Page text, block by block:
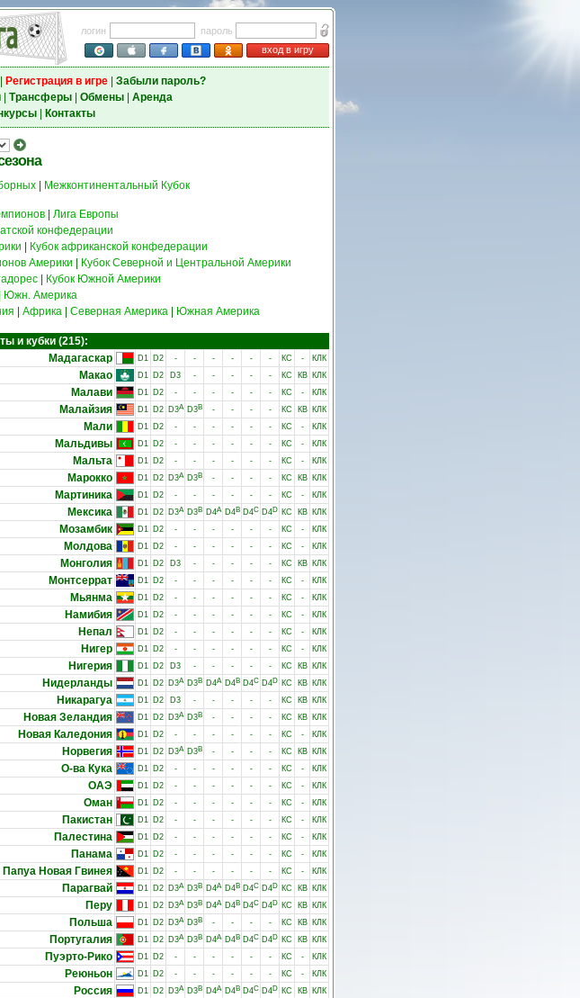
логин
пароль
вход в игру
Регистрация в игре| Забыли пароль?
| Трансферы| Обмены| Аренда
| Контакты
| Межконтинентальный Кубок
| Лига Европы
конфедерации
Кубок африканской конфедерации
Америки
Кубок Северной и Центральной Америки
|
Кубок Южной Америки
Южн. Америка
Африка| Северная Америка| Южная Америка
и кубки (215):
Мадагаскар D1 D2 - - - - - - КС - КЛК
Макао D1 D2 D3 - - - - - КС КВ КЛК
Малави D1 D2 - - - - - - КС - КЛК
Малайзия D1 D2 D3A D3B - - - - КС КВ КЛК
Мали D1 D2 - - - - - - КС - КЛК
Мальдивы D1 D2 - - - - - - КС - КЛК
Мальта D1 D2 - - - - - - КС - КЛК
Марокко D1 D2 D3A D3B - - - - КС КВ КЛК
Мартиника D1 D2 - - - - - - КС - КЛК
Мексика D1 D2 D3A D3B D4A D4B D4C D4D КС КВ КЛК
Мозамбик D1 D2 - - - - - - КС - КЛК
Молдова D1 D2 - - - - - - КС - КЛК
Монголия D1 D2 D3 - - - - - КС КВ КЛК
Монтсеррат D1 D2 - - - - - - КС - КЛК
Мьянма D1 D2 - - - - - - КС - КЛК
Намибия D1 D2 - - - - - - КС - КЛК
Непал D1 D2 - - - - - - КС - КЛК
Нигер D1 D2 - - - - - - КС - КЛК
Нигерия D1 D2 D3 - - - - - КС КВ КЛК
Нидерланды D1 D2 D3A D3B D4A D4B D4C D4D КС КВ КЛК
Никарагуа D1 D2 D3 - - - - - КС КВ КЛК
Новая Зеландия D1 D2 D3A D3B - - - - КС КВ КЛК
Новая Каледония D1 D2 - - - - - - КС - КЛК
Норвегия D1 D2 D3A D3B - - - - КС КВ КЛК
О-ва Кука D1 D2 - - - - - - КС - КЛК
ОАЭ D1 D2 - - - - - - КС - КЛК
Оман D1 D2 - - - - - - КС - КЛК
Пакистан D1 D2 - - - - - - КС - КЛК
Палестина D1 D2 - - - - - - КС - КЛК
Панама D1 D2 - - - - - - КС - КЛК
Папуа Новая Гвинея D1 D2 - - - - - - КС - КЛК
Парагвай D1 D2 D3A D3B D4A D4B D4C D4D КС КВ КЛК
Перу D1 D2 D3A D3B D4A D4B D4C D4D КС КВ КЛК
Польша D1 D2 D3A D3B - - - - КС КВ КЛК
Португалия D1 D2 D3A D3B D4A D4B D4C D4D КС КВ КЛК
Пуэрто-Рико D1 D2 - - - - - - КС - КЛК
Реюньон D1 D2 - - - - - - КС - КЛК
Россия D1 D2 D3A D3B D4A D4B D4C D4D КС КВ КЛК